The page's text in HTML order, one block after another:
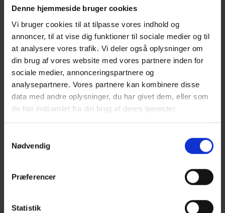
Denne hjemmeside bruger cookies
Vi bruger cookies til at tilpasse vores indhold og
annoncer, til at vise dig funktioner til sociale medier og til
at analysere vores trafik. Vi deler også oplysninger om
din brug af vores website med vores partnere inden for
sociale medier, annonceringspartnere og
analysepartnere. Vores partnere kan kombinere disse
data med andre oplysninger, du har givet dem, eller som
de har indsamlet fra din brug af deres tjenester.
Nødvendig
Præferencer
Statistik
Jan Bjeldbak (JB)
Uddannelsesleder for Maritim Student,
Sportsakademiet og Musikakademiet.
Eksamensansvarlig.
jb@frhavn-gym.dk
Tlf.: 30 22 57 47
Kontakt
Bestyrelsen